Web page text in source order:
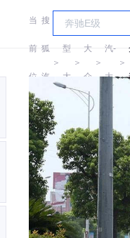
当
前
位
置:
搜
狐
汽
车
＞
车
型
大
＞
大
众
＞
汽-
大
＞